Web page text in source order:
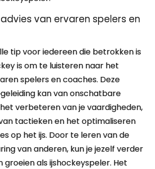
van ervaren spelers en
tip voor iedereen die betrokken is
is om te luisteren naar het
spelers en coaches. Deze
kan van onschatbare
verbeteren van je vaardigheden,
tactieken en het optimaliseren
op het ijs. Door te leren van de
van anderen, kun je jezelf verder
groeien als ijshockeyspeler. Het